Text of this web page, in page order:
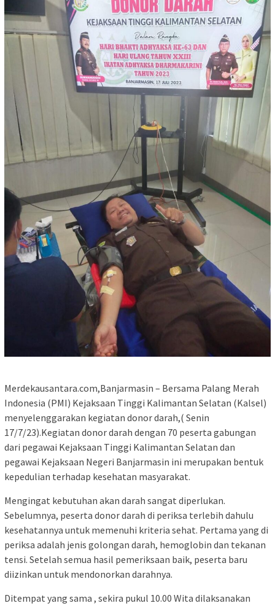
Merdekausantara.com,Banjarmasin – Bersama Palang Merah
Indonesia (PMI) Kejaksaan Tinggi Kalimantan Selatan (Kalsel)
menyelenggarakan kegiatan donor darah,( Senin
17/7/23).Kegiatan donor darah dengan 70 peserta gabungan
dari pegawai Kejaksaan Tinggi Kalimantan Selatan dan
pegawai Kejaksaan Negeri Banjarmasin ini merupakan bentuk
kepedulian terhadap kesehatan masyarakat.
Mengingat kebutuhan akan darah sangat diperlukan.
Sebelumnya, peserta donor darah di periksa terlebih dahulu
kesehatannya untuk memenuhi kriteria sehat. Pertama yang di
periksa adalah jenis golongan darah, hemoglobin dan tekanan
tensi. Setelah semua hasil pemeriksaan baik, peserta baru
diizinkan untuk mendonorkan darahnya.
Ditempat yang sama , sekira pukul 10.00 Wita dilaksanakan